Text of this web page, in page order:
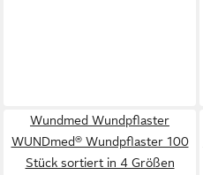
Wundmed Wundpflaster
WUNDmed® Wundpflaster 100
Stück sortiert in 4 Größen